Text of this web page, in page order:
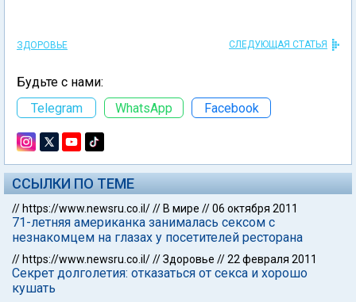
ЗДОРОВЬЕ СЛЕДУЮЩАЯ СТАТЬЯ
Будьте с нами:
Telegram
WhatsApp Facebook
ССЫЛКИ ПО ТЕМЕ
// https://www.newsru.co.il/// В мире //06 октября 2011
71-летняя американка занималась сексом с
незнакомцем на глазах у посетителей ресторана
// https://www.newsru.co.il///Здоровье //22 февраля 2011
Секрет долголетия: отказаться от секса и хорошо
кушать